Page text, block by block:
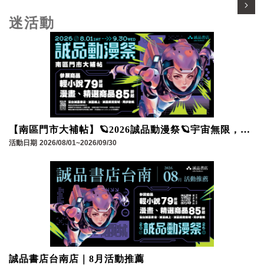
迷活動
【南區門市大補帖】🪐2026誠品動漫祭🪐宇宙無限，熱
愛自有座標！
活動日期 2026/08/01~2026/09/30
誠品書店台南店｜8月活動推薦